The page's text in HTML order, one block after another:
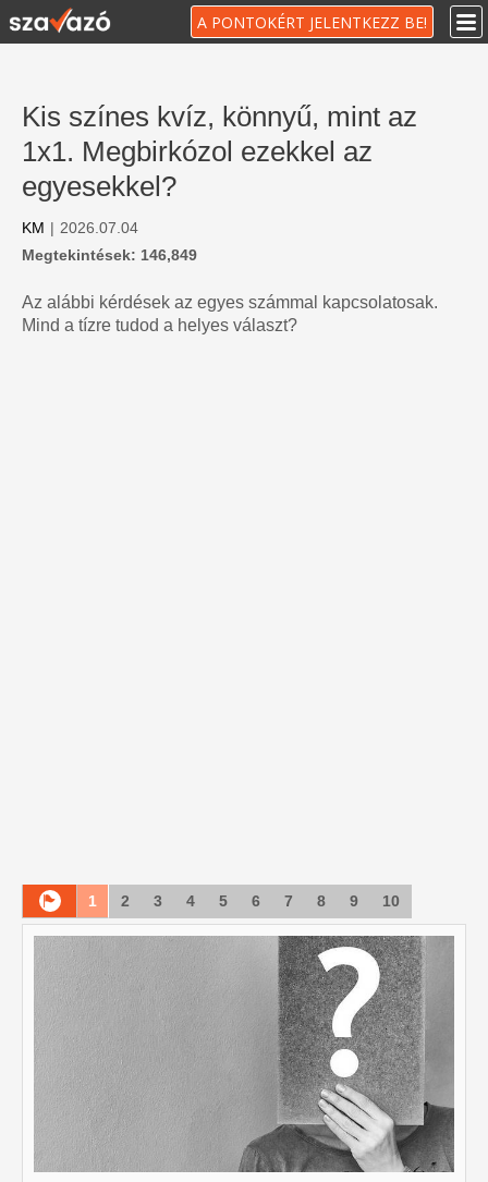
A PONTOKÉRT JELENTKEZZ BE!
Kis színes kvíz, könnyű, mint az
1x1. Megbirkózol ezekkel az
egyesekkel?
KM | 2026.07.04
Megtekintések: 146,849
Az alábbi kérdések az egyes számmal kapcsolatosak.
Mind a tízre tudod a helyes választ?
1 2 3 4 5 6 7 8 9 10